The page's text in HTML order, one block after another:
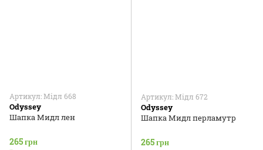
Артикул: Мідл 668
Odyssey
Шапка Мидл лен
265 грн
Артикул: Мідл 672
Odyssey
Шапка Мидл перламутр
265 грн